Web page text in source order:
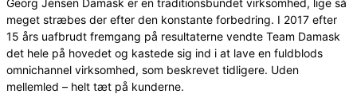
meget stræbes der efter den konstante forbedring. I 2017 efter
15 års uafbrudt fremgang på resultaterne vendte Team Damask
det hele på hovedet og kastede sig ind i at lave en fuldblods
omnichannel virksomhed, som beskrevet tidligere. Uden
mellemled – helt tæt på kunderne.